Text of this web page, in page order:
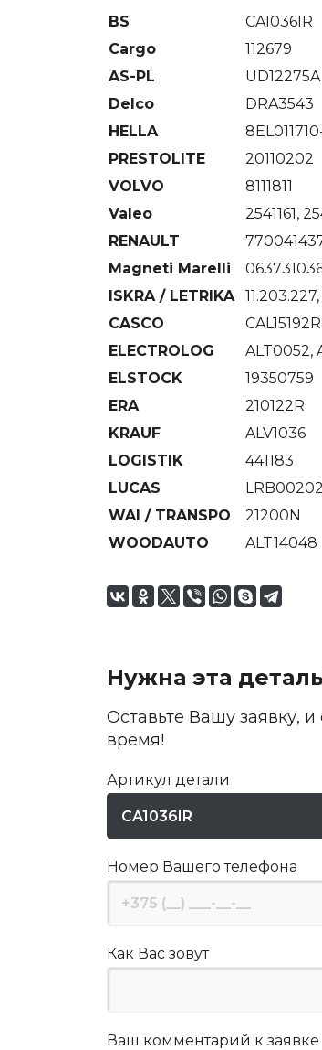
BS
CA1036IR
Cargo
112679
AS-PL
UD12275A
Delco
DRA3543
HELLA
PRESTOLITE
20110202
VOLVO
8111811
Valeo
2541161,
RENAULT
Magneti Marelli
ISKRA / LETRIKA
CASCO
ELECTROLOG
ALT0052,
ELSTOCK
19350759
ERA
210122R
KRAUF
ALV1036
LOGISTIK
441183
LUCAS
WAI / TRANSPO
21200N
WOODAUTO
ALT14048
Нужна эта
Оставьте Вашу заявку,
время!
Артикул детали
Номер Вашего телефона
Как Вас зовут
Ваш комментарий к заявке